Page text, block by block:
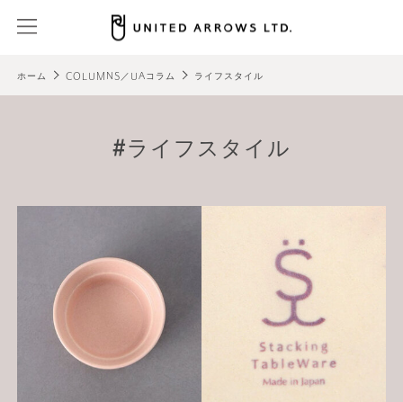
ホーム COLUMNS／UAコラム ライフスタイル
ライフスタイル